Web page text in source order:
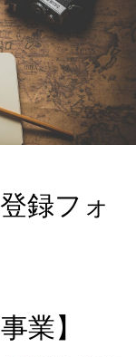
録フォ
業】